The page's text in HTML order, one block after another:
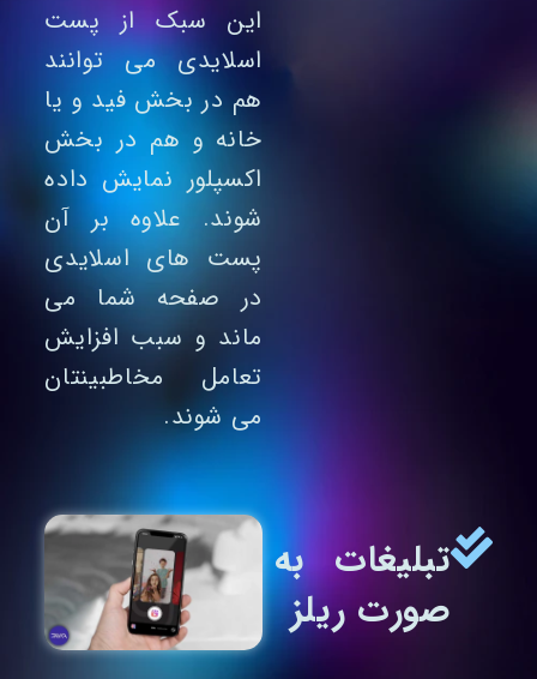
این سبک از پست
اسلایدی می توانند
هم در بخش فید و یا
خانه و هم در بخش
اکسپلور نمایش داده
شوند. علاوه بر آن
پست های اسلایدی
در صفحه شما می
ماند و سبب افزایش
تعامل مخاطبینتان
می شوند.
تبلیغات به
صورت ریلز